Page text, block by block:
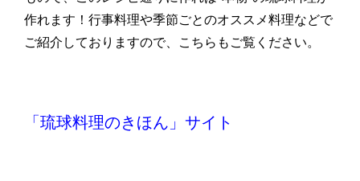
作れます！行事料理や季節ごとのオススメ料理などで
ご紹介しておりますので、こちらもご覧ください。
「琉球料理のきほん」サイト